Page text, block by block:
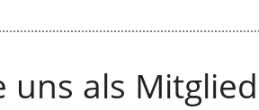
uns als